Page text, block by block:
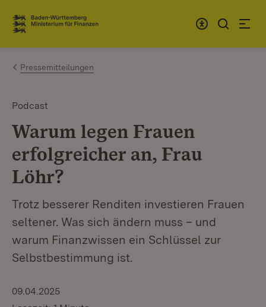
Zum Inhalt springen
Link zur Startseite
Pressemitteilungen
Podcast
Warum legen Frauen
erfolgreicher an, Frau
Löhr?
Trotz besserer Renditen investieren Frauen
seltener. Was sich ändern muss – und
warum Finanzwissen ein Schlüssel zur
Selbstbestimmung ist.
09.04.2025